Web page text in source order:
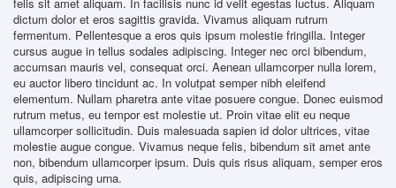
dictum dolor et eros sagittis gravida. Vivamus aliquam rutrum
fermentum. Pellentesque a eros quis ipsum molestie fringilla. Integer
cursus augue in tellus sodales adipiscing. Integer nec orci bibendum,
accumsan mauris vel, consequat orci. Aenean ullamcorper nulla lorem,
eu auctor libero tincidunt ac. In volutpat semper nibh eleifend
elementum. Nullam pharetra ante vitae posuere congue. Donec euismod
rutrum metus, eu tempor est molestie ut. Proin vitae elit eu neque
ullamcorper sollicitudin. Duis malesuada sapien id dolor ultrices, vitae
molestie augue congue. Vivamus neque felis, bibendum sit amet ante
non, bibendum ullamcorper ipsum. Duis quis risus aliquam, semper eros
quis, adipiscing urna.